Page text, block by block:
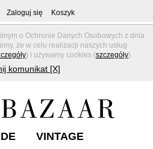
o Ochronie Danych Osobowych z dnia
że w celu realizacji naszych usług
) i używamy cookies (szczegóły).
komunikat [X]
Zaloguj się Koszyk
VINTAGE